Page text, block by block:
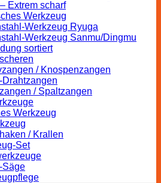
Extrem scharf
Werkzeug
Werkzeug Ryuga
Werkzeug Sanmu/Dingmu
sortiert
/ Knospenzangen
Drahtzangen
/ Spaltzangen
Werkzeug
/ Krallen
Set
Säge